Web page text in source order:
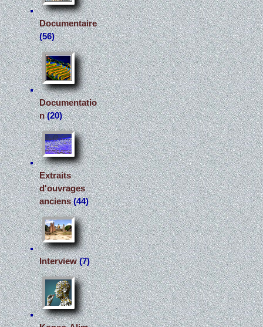
Documentaire
(56)
Documentatio
n(20)
Extraits
d'ouvrages
anciens(44)
Interview(7)